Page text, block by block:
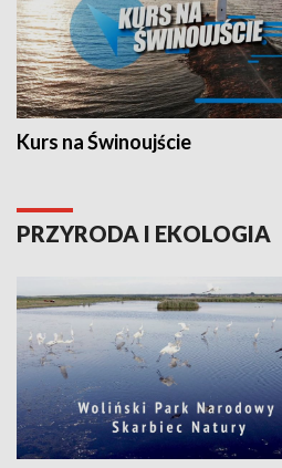
Kurs na Świnoujście
PRZYRODA I EKOLOGIA